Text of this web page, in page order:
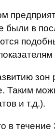
были в
зон
Таким
и т.д.).
в